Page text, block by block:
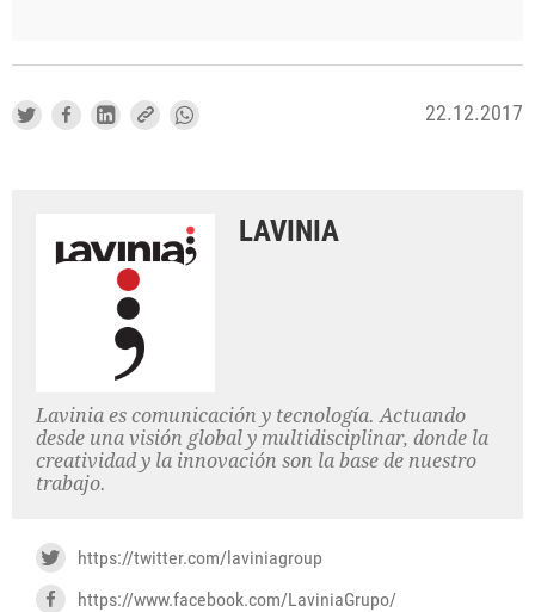
22.12.2017
LAVINIA
Lavinia es comunicación y tecnología. Actuando
desde una visión global y multidisciplinar, donde la
creatividad y la innovación son la base de nuestro
trabajo.
https://twitter.com/laviniagroup
https://www.facebook.com/LaviniaGrupo/